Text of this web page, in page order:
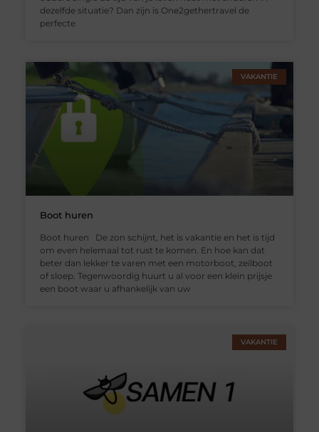
dezelfde situatie? Dan zijn is One2gethertravel de
perfecte
VAKANTIE
Boot huren
Boot huren De zon schijnt, het is vakantie en het is tijd
om even helemaal tot rust te komen. En hoe kan dat
beter dan lekker te varen met een motorboot, zeilboot
of sloep. Tegenwoordig huurt u al voor een klein prijsje
een boot waar u afhankelijk van uw
VAKANTIE